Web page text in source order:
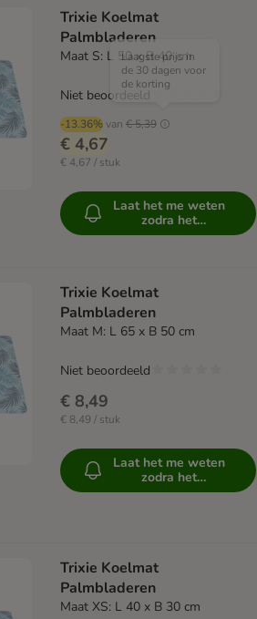
Trixie Koelmat
Palmbladeren
Maat S: L 50 x B 40 cm
-13.36%van € 5,39
Laagste prijs in
de 30 dagen voor
de korting
€ 4,67
€ 4,67 / stuk
Niet beoordeeld
Laat het me weten
zodra het
beschikbaar is
Trixie Koelmat
Palmbladeren
Maat M: L 65 x B 50 cm
€ 8,49
€ 8,49 / stuk
Niet beoordeeld
Laat het me weten
zodra het
beschikbaar is
Trixie Koelmat
Palmbladeren
Maat XS: L 40 x B 30 cm